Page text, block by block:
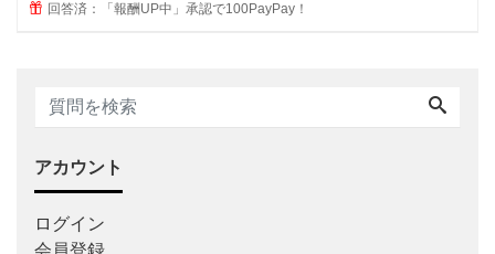
回答済：「報酬UP中」承認で100PayPay！
アカウント
ログイン